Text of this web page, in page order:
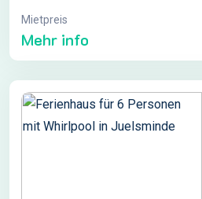
Mietpreis
Mehr info